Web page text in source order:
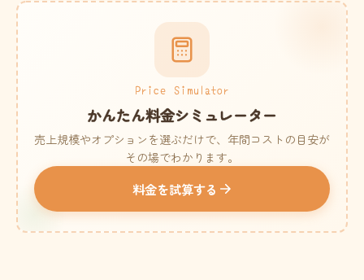
Price Simulator
かんたん料金シミュレーター
売上規模やオプションを選ぶだけで、年間コストの目安が
その場でわかります。
料金を試算する